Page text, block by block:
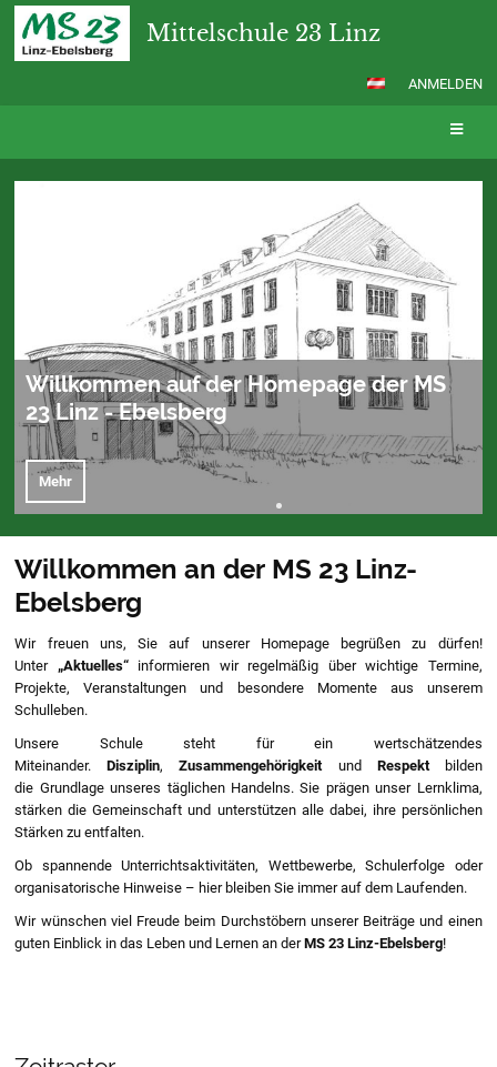
Mittelschule 23 Linz
ANMELDEN
Startseite
Willkommen auf der Homepage der MS
23 Linz - Ebelsberg
Mehr
Willkommen an der MS 23 Linz-
Ebelsberg
Wir freuen uns, Sie auf unserer Homepage begrüßen zu dürfen!
Unter „Aktuelles“informieren wir regelmäßig über wichtige Termine,
Projekte, Veranstaltungen und besondere Momente aus unserem
Schulleben.
Unsere Schule steht für ein wertschätzendes
Miteinander.Disziplin,Zusammengehörigkeitund Respektbilden
die Grundlage unseres täglichen Handelns. Sie prägen unser Lernklima,
stärken die Gemeinschaft und unterstützen alle dabei, ihre persönlichen
Stärken zu entfalten.
Ob spannende Unterrichtsaktivitäten, Wettbewerbe, Schulerfolge oder
organisatorische Hinweise – hier bleiben Sie immer auf dem Laufenden.
Wir wünschen viel Freude beim Durchstöbern unserer Beiträge und einen
guten Einblick in das Leben und Lernen an derMS 23 Linz-Ebelsberg!